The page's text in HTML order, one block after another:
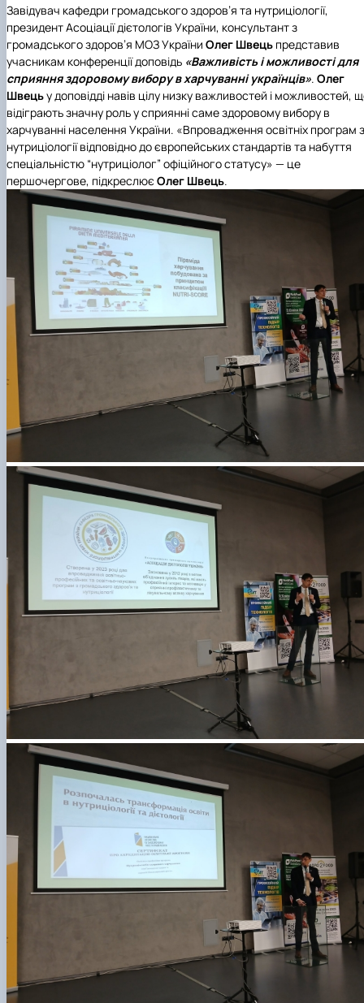
Завідувач кафедри громадського здоров’я та нутриціології,
президентАсоціації дієтологів України, консультант з
громадського здоров’я МОЗ України Олег Швець представив
учасникам конференції доповідь «Важливість і можливості для
сприяння здоровому вибору в харчуванні українців». Олег
Швецьу доповідді навів цілу низку важливостей і можливостей,
відіграють значну роль у сприянні саме здоровому вибору в
харчуванні населення України. «Впровадження освітніх програм з
нутриціології відповідно до європейських стандартів та набуття
спеціальністю “нутриціолог” офіційного статусу» — це
першочергове, підкреслює Олег Швець.